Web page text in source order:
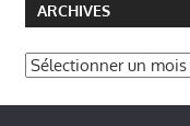
ARCHIVES
Archives